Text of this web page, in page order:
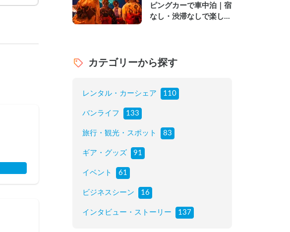
ピングカーで車中泊｜宿
なし・渋滞なしで楽しむ
カテゴリーから探す
レンタル・カーシェア 110
バンライフ 133
旅行・観光・スポット 83
ギア・グッズ 91
イベント 61
ビジネスシーン 16
インタビュー・ストーリー 137